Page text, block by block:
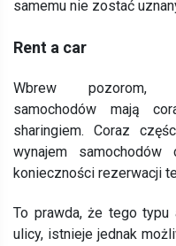
samemu nie zostać
Rent a car
Wbrew pozorom,
samochodów mają
sharingiem. Coraz
wynajem
konieczności rezerwacji
To prawda, że tego
ulicy, istnieje jednak